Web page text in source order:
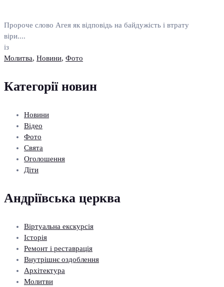
Пророче слово Агея як відповідь на байдужість і втрату
віри....
із
Молитва, Новини, Фото
Категорії новин
Новини
Відео
Фото
Свята
Оголошення
Діти
Андріївська церква
Віртуальна екскурсія
Історія
Ремонт і реставрація
Внутрішнє оздоблення
Архітектура
Молитви